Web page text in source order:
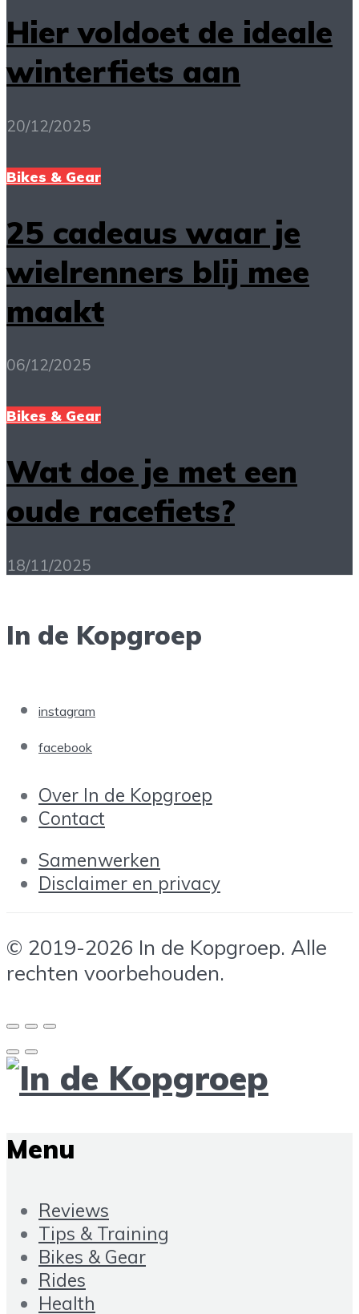
Hier voldoet de ideale
winterfiets aan
20/12/2025
Bikes & Gear
25 cadeaus waar je
wielrenners blij mee
maakt
06/12/2025
Bikes & Gear
Wat doe je met een
oude racefiets?
18/11/2025
In de Kopgroep
instagram
facebook
Over In de Kopgroep
Contact
Samenwerken
Disclaimer en privacy
© 2019-2026 In de Kopgroep. Alle
rechten voorbehouden.
Menu
Reviews
Tips & Training
Bikes & Gear
Rides
Health